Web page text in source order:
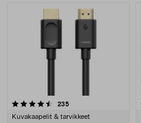
Tuotteet
235
Kuvakaapelit & tarvikkeet
4.0 viidestä tähdestä